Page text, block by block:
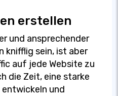
erstellen
und ansprechender
knifflig sein, ist aber
auf jede Website zu
die Zeit, eine starke
und